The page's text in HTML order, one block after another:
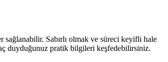
Sabırlı olmak ve süreci keyifli hale
duyduğunuz pratik bilgileri keşfedebilirsiniz.